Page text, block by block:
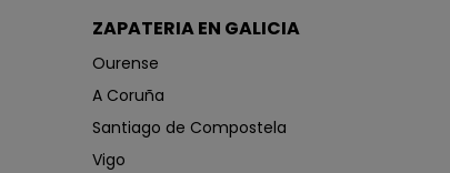
ZAPATERIA EN GALICIA
Ourense
A Coruña
Santiago de Compostela
Vigo